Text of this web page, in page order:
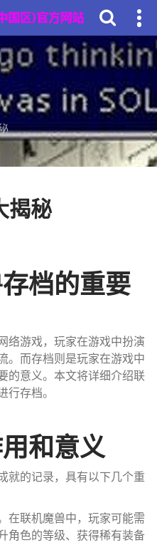
揭秘
档的重要
络游戏，玩家在游戏中扮演
。而存档则是玩家在游戏中
的意义。本文将详细介绍联
行存档。
和意义
就的记录，具有以下几个重
在联机魔兽中，玩家可能需
角色的等级、获得稀有装备